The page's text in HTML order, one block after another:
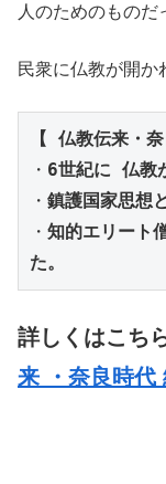
人のためのものだ
民衆に仏教が開か
・ 6世紀に 仏教
・ 鎮護国家思想
・ 知的エリート
た。
詳しくはこち
来 ・奈良時